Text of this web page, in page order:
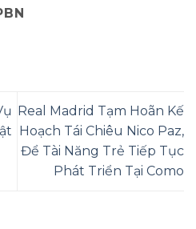
Real Madrid Tạm Hoãn Kế
Hoạch Tái Chiêu Nico Paz,
Để Tài Năng Trẻ Tiếp Tục
Phát Triển Tại Como